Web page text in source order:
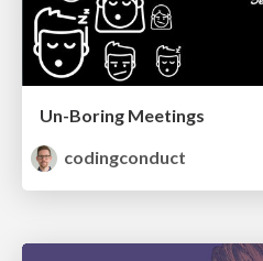
Un-Boring Meetings
codingconduct